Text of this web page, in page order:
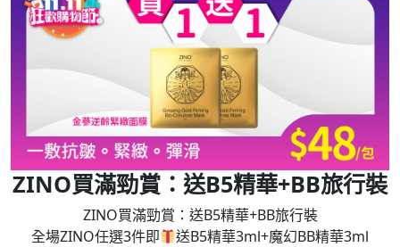
ZINO買滿勁賞：送B5精華+BB旅行裝
ZINO買滿勁賞：送B5精華+BB旅行裝
全場ZINO任選3件即
送B5精華3ml+魔幻BB精華3ml